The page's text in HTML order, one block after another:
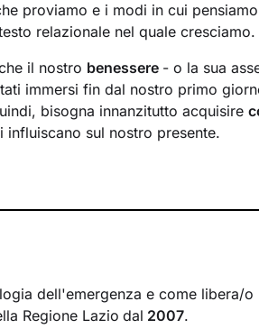
proviamo e i modi in cui
relazionale nel quale cresciamo.
il nostro benessere - o la sua
immersi fin dal nostro primo
bisogna innanzitutto acquisire
sul nostro presente.
in cui potrai
e attuali, e di riscoprire
pensiero e comportamento utili a
dell'emergenza e come libera/o
Regione Lazio dal 2007.